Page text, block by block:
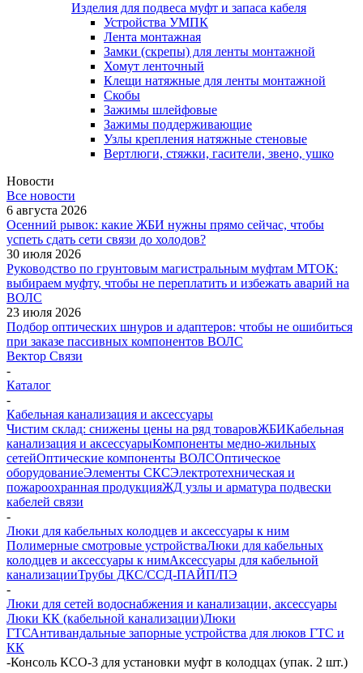
Изделия для подвеса муфт и запаса кабеля
Устройства УМПК
Лента монтажная
Замки (скрепы) для ленты монтажной
Хомут ленточный
Клещи натяжные для ленты монтажной
Скобы
Зажимы шлейфовые
Зажимы поддерживающие
Узлы крепления натяжные стеновые
Вертлюги, стяжки, гасители, звено, ушко
Новости
Все новости
6 августа 2026
Осенний рывок: какие ЖБИ нужны прямо сейчас, чтобы
успеть сдать сети связи до холодов?
30 июля 2026
Руководство по грунтовым магистральным муфтам МТОК:
выбираем муфту, чтобы не переплатить и избежать аварий на
ВОЛС
23 июля 2026
Подбор оптических шнуров и адаптеров: чтобы не ошибиться
при заказе пассивных компонентов ВОЛС
Вектор Связи
-
Каталог
-
Кабельная канализация и аксессуары
Чистим склад: снижены цены на ряд товаровЖБИКабельная
канализация и аксессуарыКомпоненты медно-жильных
сетейОптические компоненты ВОЛСОптическое
оборудованиеЭлементы СКСЭлектротехническая и
пожароохранная продукцияЖД узлы и арматура подвески
кабелей связи
-
Люки для кабельных колодцев и аксессуары к ним
Полимерные смотровые устройстваЛюки для кабельных
колодцев и аксессуары к нимАксессуары для кабельной
канализацииТрубы ДКС/ССД-ПАЙП/ПЭ
-
Люки для сетей водоснабжения и канализации, аксессуары
Люки КК (кабельной канализации)Люки
ГТСАнтивандальные запорные устройства для люков ГТС и
КК
-Консоль КСО-3 для установки муфт в колодцах (упак. 2 шт.)